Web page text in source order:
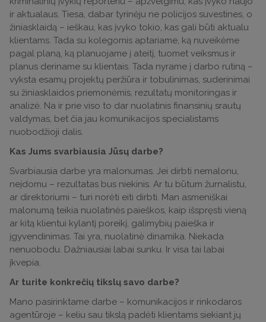
ir aktualaus. Tiesa, dabar tyrinėju ne policijos suvestines, o
žiniasklaidą – ieškau, kas įvyko tokio, kas gali būti aktualu
klientams. Tada su kolegomis aptariame, ką nuveikėme
pagal planą, ką planuojame į ateitį, tuomet veiksmus ir
planus deriname su klientais. Tada nyrame į darbo rutiną –
vyksta esamų projektų peržiūra ir tobulinimas, suderinimai
su žiniasklaidos priemonėmis, rezultatų monitoringas ir
analizė. Na ir prie viso to dar nuolatinis finansinių srautų
valdymas, bet čia jau komunikacijos specialistams
nuobodžioji dalis.
Kas Jums svarbiausia Jūsų darbe?
Svarbiausia darbe yra malonumas. Jei dirbti nemalonu,
neįdomu – rezultatas bus niekinis. Ar tu būtum žurnalistu,
ar direktoriumi – turi norėti eiti dirbti. Man asmeniškai
malonumą teikia nuolatinės paieškos, kaip išspręsti vieną
ar kitą klientui kylantį poreikį, galimybių paieška ir
įgyvendinimas. Tai yra, nuolatinė dinamika. Niekada
nenuobodu. Dažniausiai labai sunku. Ir visa tai labai
įkvepia.
Ar turite konkrečių tikslų savo darbe?
Mano pasirinktame darbe – komunikacijos ir rinkodaros
agentūroje – keliu sau tikslą padėti klientams siekiant jų